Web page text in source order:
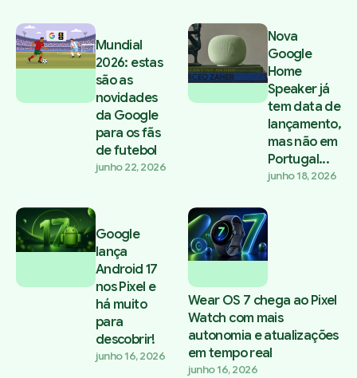
Mundial
2026: estas
são as
novidades
da Google
para os fãs
de futebol
junho 22, 2026
Nova
Google
Home
Speaker já
tem data de
lançamento,
mas não em
Portugal...
junho 18, 2026
Google
lança
Android 17
nos Pixel e
há muito
para
descobrir!
junho 16, 2026
Wear OS 7 chega ao Pixel
Watch com mais
autonomia e atualizações
em tempo real
junho 16, 2026